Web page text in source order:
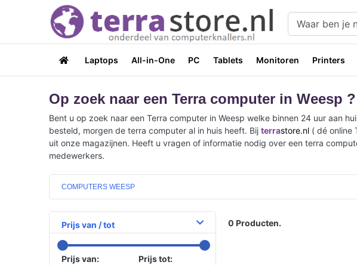
Laptops All-in-One PC Tablets Monitoren Printers
Op zoek naar een Terra computer in Weesp ?
Bent u op zoek naar een Terra computer in Weesp welke binnen 24 uur aan
besteld, morgen de terra computer al in huis heeft. Bij terrastore.nl ( dé online
uit onze magazijnen. Heeft u vragen of informatie nodig over een terra
medewerkers.
COMPUTERS WEESP
Prijs van / tot
Prijs van:
Prijs tot:
0 Producten.